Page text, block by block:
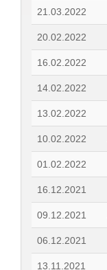
21.03.2022
20.02.2022
16.02.2022
14.02.2022
13.02.2022
10.02.2022
01.02.2022
16.12.2021
09.12.2021
06.12.2021
13.11.2021